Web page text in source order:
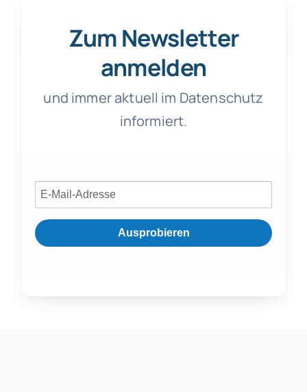
Zum Newsletter
anmelden
und immer aktuell im Datenschutz
informiert.
Ausprobieren